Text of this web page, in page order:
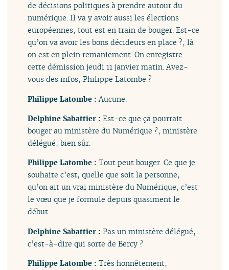
de décisions politiques à prendre autour du
numérique. Il va y avoir aussi les élections
européennes, tout est en train de bouger. Est-ce
qu’on va avoir les bons décideurs en place ?, là
on est en plein remaniement. On enregistre
cette démission jeudi 11 janvier matin. Avez-
vous des infos, Philippe Latombe ?
Philippe Latombe :Aucune.
Delphine Sabattier :Est-ce que ça pourrait
bouger au ministère du Numérique ?, ministère
délégué, bien sûr.
Philippe Latombe :Tout peut bouger. Ce que je
souhaite c’est, quelle que soit la personne,
qu’on ait un vrai ministère du Numérique, c’est
le vœu que je formule depuis quasiment le
début.
Delphine Sabattier :Pas un ministère délégué,
c’est-à-dire qui sorte de Bercy ?
Philippe Latombe :Très honnêtement,